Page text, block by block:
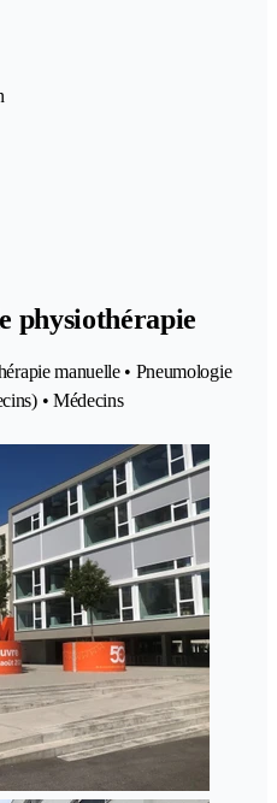
physiothérapie
manuelle • Pneumologie
• Médecins